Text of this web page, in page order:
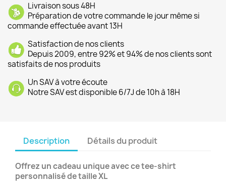
Livraison sous 48H
Préparation de votre commande le jour même si
commande effectuée avant 13H
Satisfaction de nos clients
Depuis 2009, entre 92% et 94% de nos clients sont
satisfaits de nos produits
Un SAV à votre écoute
Notre SAV est disponible 6/7J de 10h à 18H
Description Détails du produit
Offrez un cadeau unique avec ce tee-shirt
personnalisé de taille XL